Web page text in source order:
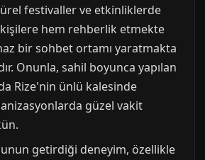
festivaller ve etkinliklerde
hem rehberlik etmekte
bir sohbet ortamı yaratmakta
Onunla, sahil boyunca yapılan
Rize'nin ünlü kalesinde
güzel vakit
getirdiği deneyim, özellikle